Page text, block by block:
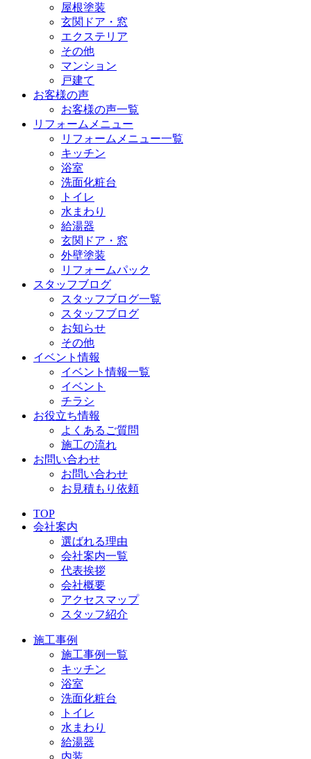
屋根塗装
玄関ドア・窓
エクステリア
その他
マンション
戸建て
お客様の声
お客様の声一覧
リフォームメニュー
リフォームメニュー一覧
キッチン
浴室
洗面化粧台
トイレ
水まわり
給湯器
玄関ドア・窓
外壁塗装
リフォームパック
スタッフブログ
スタッフブログ一覧
スタッフブログ
お知らせ
その他
イベント情報
イベント情報一覧
イベント
チラシ
お役立ち情報
よくあるご質問
施工の流れ
お問い合わせ
お問い合わせ
お見積もり依頼
TOP
会社案内
選ばれる理由
会社案内一覧
代表挨拶
会社概要
アクセスマップ
スタッフ紹介
施工事例
施工事例一覧
キッチン
浴室
洗面化粧台
トイレ
水まわり
給湯器